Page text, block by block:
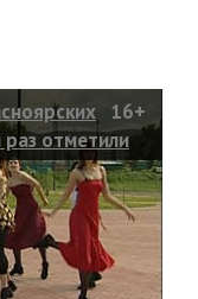
отметили
16+